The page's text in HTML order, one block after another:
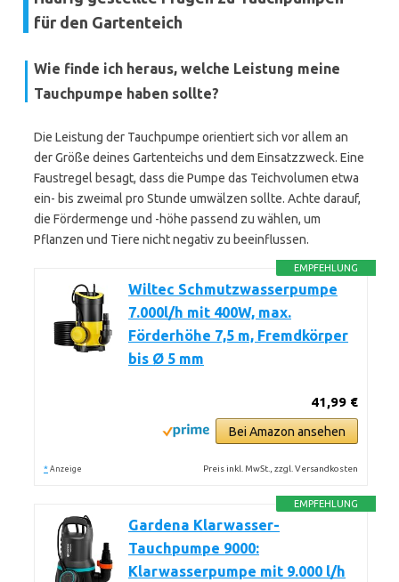
für den Gartenteich
Wie finde ich heraus, welche Leistung meine
Tauchpumpe haben sollte?
Die Leistung der Tauchpumpe orientiert sich vor allem an
der Größe deines Gartenteichs und dem Einsatzzweck. Eine
Faustregel besagt, dass die Pumpe das Teichvolumen etwa
ein- bis zweimal pro Stunde umwälzen sollte. Achte darauf,
die Fördermenge und -höhe passend zu wählen, um
Pflanzen und Tiere nicht negativ zu beeinflussen.
EMPFEHLUNG
Wiltec Schmutzwasserpumpe
7.000l/h mit 400W, max.
Förderhöhe 7,5 m, Fremdkörper
bis Ø 5 mm
41,99 €
Bei Amazon ansehen
* Anzeige Preis inkl. MwSt., zzgl. Versandkosten
EMPFEHLUNG
Gardena Klarwasser-
Tauchpumpe 9000:
Klarwasserpumpe mit 9.000 l/h